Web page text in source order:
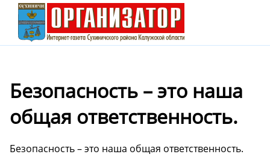
Безопасность – это наша
общая ответственность.
Безопасность – это наша общая ответственность.